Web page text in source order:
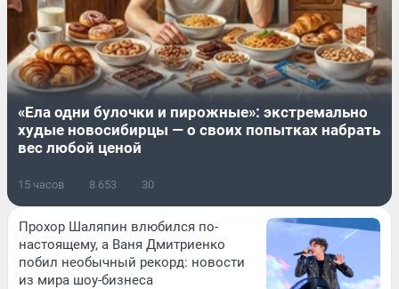
«Ела одни булочки и пирожные»: экстремально
худые новосибирцы — о своих попытках набрать
вес любой ценой
15 часов 8 653 30
Прохор Шаляпин влюбился по-
настоящему, а Ваня Дмитриенко
побил необычный рекорд: новости
из мира шоу-бизнеса